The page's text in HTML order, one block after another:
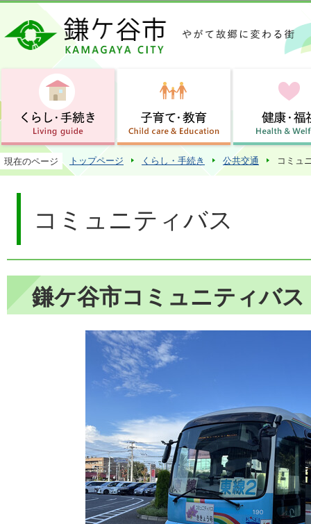
この
現在のページ トップページ くらし・手続き 公共交通 コミュ
コミュニティバス
鎌ケ谷市コミュニティバ